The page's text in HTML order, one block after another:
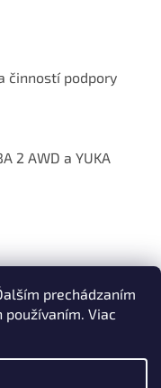
prechádzaním
Viac
činností podpory
2 AWD a YUKA